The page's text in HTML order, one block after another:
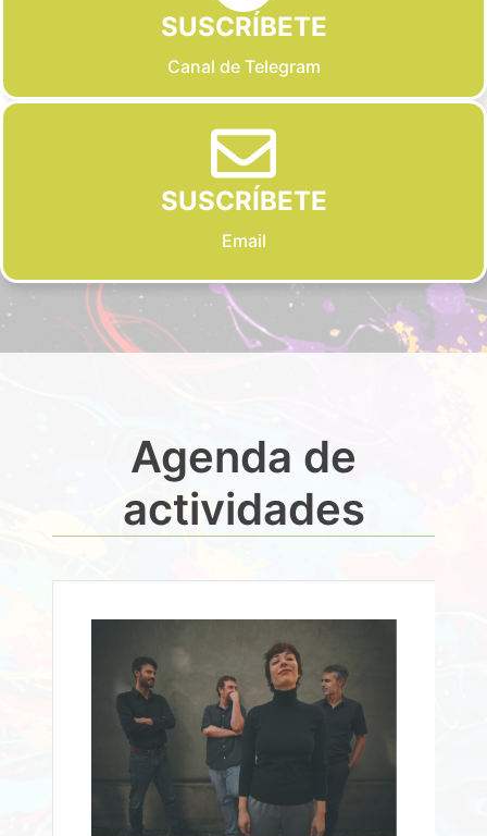
SUSCRÍBETE
Canal de Telegram
SUSCRÍBETE
Email
Agenda de
actividades